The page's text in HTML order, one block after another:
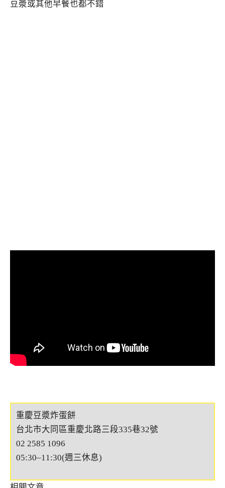
豆漿或其他早餐也都不錯
重慶豆漿炸蛋餅
台北市大同區重慶北路三段335巷32號
02 2585 1096
05:30–11:30(週三休息)